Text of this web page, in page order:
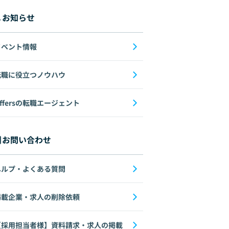
お知らせ
ント情報
に役立つノウハウ
の転職エージェント
お問い合わせ
プ・よくある質問
企業・求人の削除依頼
用担当者様】資料請求・求人の掲載